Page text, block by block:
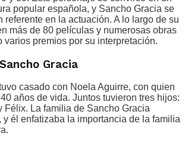
popular española, y Sancho Gracia se
referente en la actuación. A lo largo de su
más de 80 películas y numerosas obras
varios premios por su interpretación.
Gracia
casado con Noela Aguirre, con quien
años de vida. Juntos tuvieron tres hijos:
Félix. La familia de Sancho Gracia
y él enfatizaba la importancia de la familia